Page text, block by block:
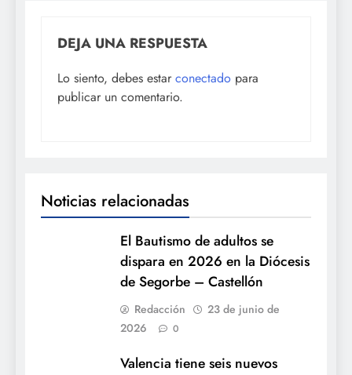
DEJA UNA RESPUESTA
Lo siento, debes estar conectado para
publicar un comentario.
Noticias relacionadas
El Bautismo de adultos se
dispara en 2026 en la Diócesis
de Segorbe – Castellón
Redacción
23 de junio de
2026
0
Valencia tiene seis nuevos